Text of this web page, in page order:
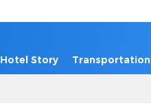
Hotel Story Transportation